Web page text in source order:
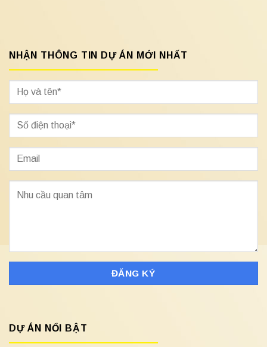
NHẬN THÔNG TIN DỰ ÁN MỚI NHẤT
DỰ ÁN NỔI BẬT